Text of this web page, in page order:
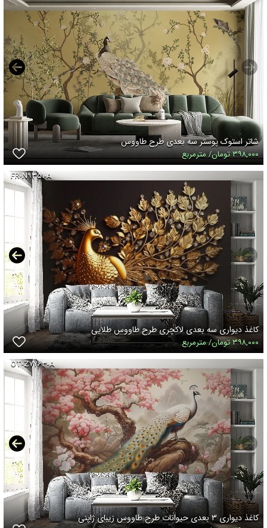
شاتر استوک پوستر سه بعدی طرح طاووس
۳۹۸,۰۰۰ تومان/ مترمربع
FR-N۹۳۵۱-A
کاغذ دیواری سه بعدی لاکچری طرح طاووس طلایی
۳۹۸,۰۰۰ تومان/ مترمربع
OT-Z۷۷۶۳-A
کاغذ دیواری ۳ بعدی حیوانات طرح طاووس زیبای ژاپنی